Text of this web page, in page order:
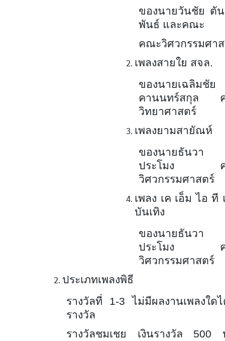
ของนายวันชัย ตัน
พันธ์ และคณะ
คณะวิศวกรรมศา
เพลงสายใย สจล.
ของนายเฉลิมชั
คานนทร์สกุล
วิทยาศาสตร์
เพลงยามสายัณห์
ของนายธันวา
ประโมง ค
วิศวกรรมศาสตร์
เพลง เค เอ็ม ไอ ที
บันเทิง
ของนายธันวา
ประโมง ค
วิศวกรรมศาสตร์
ประเภทเพลงพิธี
รางวัลที่ 1-3 ไม่มีผลงานเพลงใด
รางวัล
รางวัลชมเชย เงินรางวัล 500